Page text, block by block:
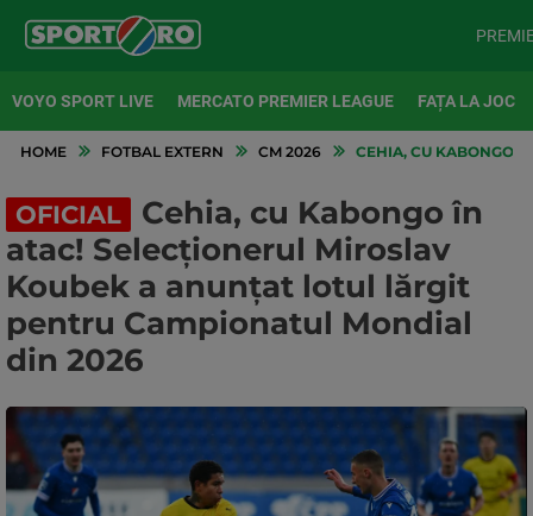
VOYO SPORT LIVE MERCATO PREMIER LEAGUE FAȚA LA JOC
HOME FOTBAL EXTERN CM 2026 CEHIA, CU KABONGO
OFICIAL
Cehia, cu Kabongo în
atac! Selecționerul Miroslav
Koubek a anunțat lotul lărgit
pentru Campionatul Mondial
din 2026